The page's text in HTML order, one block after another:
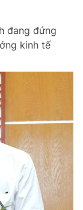
đang đứng
kinh tế